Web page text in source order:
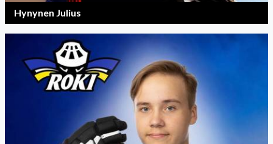
Hynynen Julius